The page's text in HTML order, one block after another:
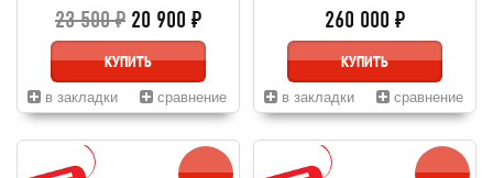
23 500 ₽ 20 900 ₽
КУПИТЬ
в закладки сравнение
260 000 ₽
КУПИТЬ
в закладки сравнение